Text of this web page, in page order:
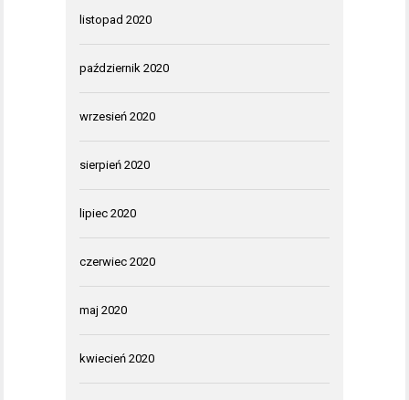
listopad 2020
październik 2020
wrzesień 2020
sierpień 2020
lipiec 2020
czerwiec 2020
maj 2020
kwiecień 2020